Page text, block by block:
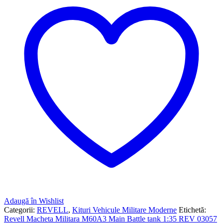
Adaugă în Wishlist
Categorii: REVELL, Kituri Vehicule Militare Moderne Etichetă:
Revell Macheta Militara M60A3 Main Battle tank 1:35 REV 03057